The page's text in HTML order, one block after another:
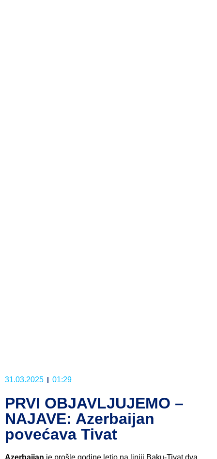
31.03.2025 01:29
PRVI OBJAVLJUJEMO –
NAJAVE: Azerbaijan
povećava Tivat
Azerbaijan je prošle godine letio na liniji Baku-Tivat dva